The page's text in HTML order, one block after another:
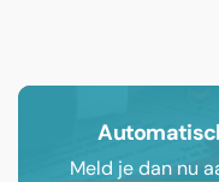
Meld je dan nu